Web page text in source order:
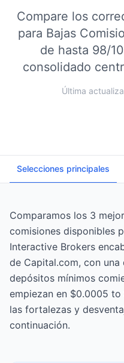
Compare los
para Bajas
de hasta 98/
consolidado
Última
Selecciones principales
Comparamos los 3
comisiones disponibles
Interactive Brokers
de Capital.com, con
depósitos mínimos
empiezan en $0.0005
las fortalezas y
continuación.